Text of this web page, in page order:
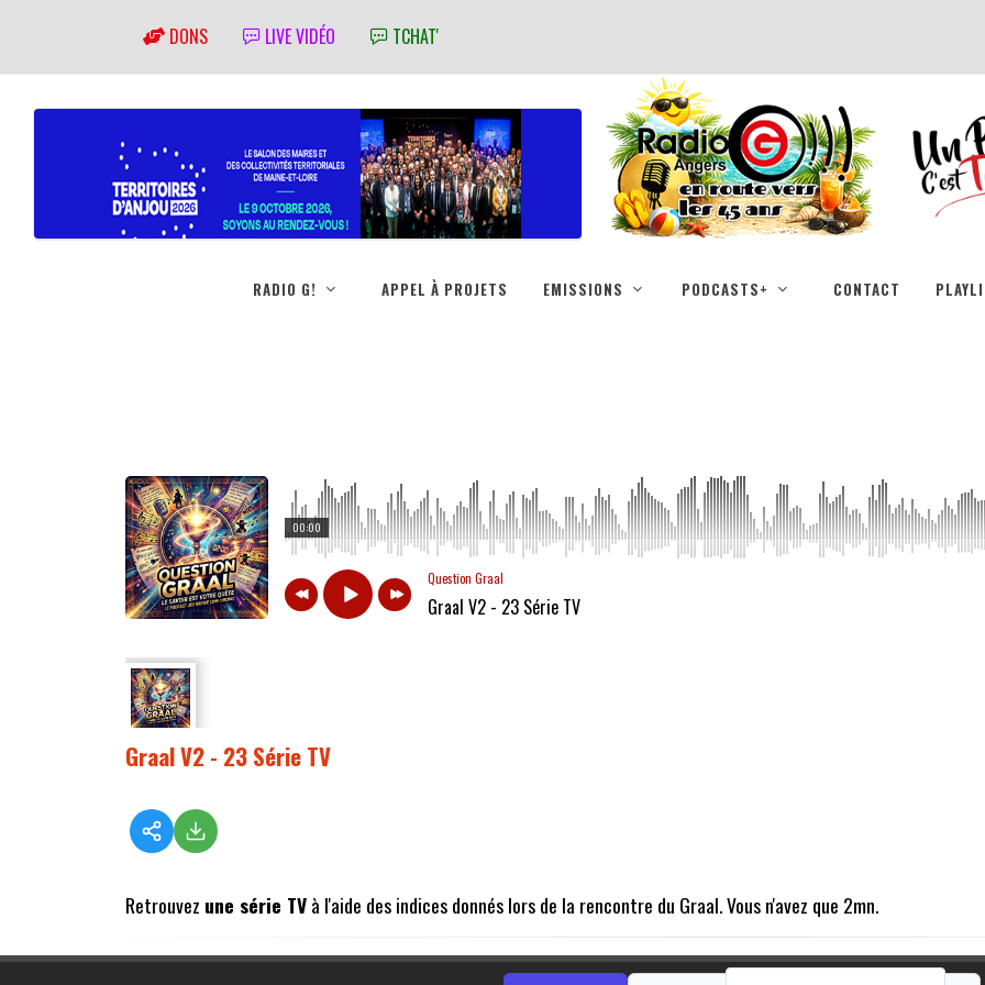
DONS LIVE VIDÉO TCHAT'
RADIO G! APPEL À PROJETS EMISSIONS PODCASTS+ CONTACT
00:00
Question Graal
Graal V2 - 23 Série TV
Graal V2 - 23 Série TV
Retrouvez une série TVà l'aide des indices donnés lors de la rencontre du Graal. Vous n'avez que 2mn.